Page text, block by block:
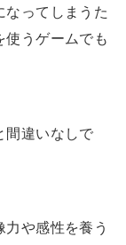
なってしまうた
使うゲームでも
間違いなしで
や感性を養う